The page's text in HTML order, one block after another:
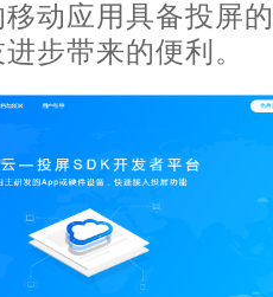
动应用具备投屏
步带来的便利。